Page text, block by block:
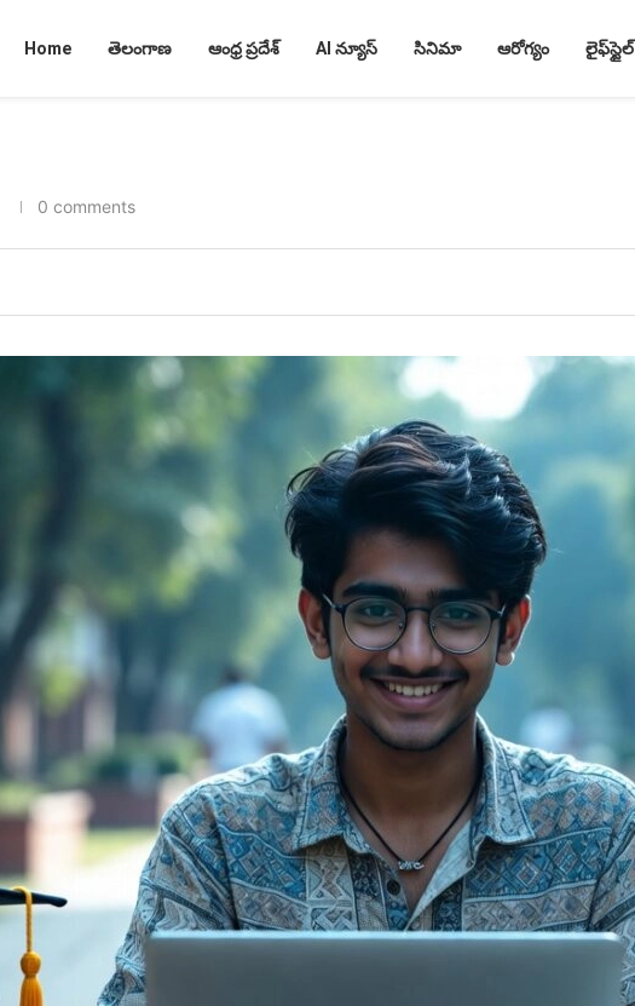
Home తెలంగాణ ఆంధ్ర ప్రదేశ్ AI న్యూస్ సినిమా ఆరోగ్యం లైఫ్‌స్టైల్
0 comments